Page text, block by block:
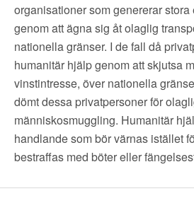
organisationer som genererar
genom att ägna sig åt olaglig
nationella gränser. I de fall då
humanitär hjälp genom att skjutsa
vinstintresse, över nationella
dömt dessa privatpersoner för
människosmuggling. Humanitär
handlande som bör värnas istället
bestraffas med böter eller